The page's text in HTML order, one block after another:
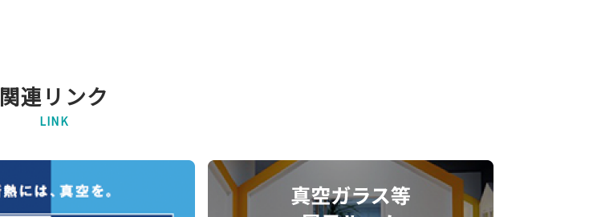
関連リンク
LINK